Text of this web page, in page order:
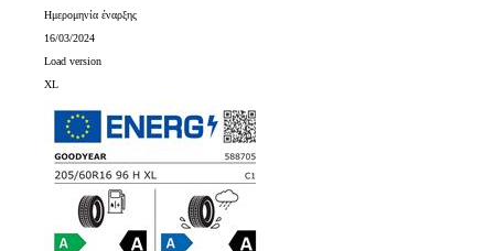
Ημερομηνία έναρξης
16/03/2024
Load version
XL